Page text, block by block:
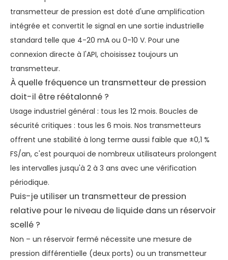
transmetteur de pression est doté d'une amplification
intégrée et convertit le signal en une sortie industrielle
standard telle que 4-20 mA ou 0-10 V. Pour une
connexion directe à l'API, choisissez toujours un
transmetteur.
À quelle fréquence un transmetteur de pression
doit-il être réétalonné ?
Usage industriel général : tous les 12 mois. Boucles de
sécurité critiques : tous les 6 mois. Nos transmetteurs
offrent une stabilité à long terme aussi faible que ±0,1 %
FS/an, c'est pourquoi de nombreux utilisateurs prolongent
les intervalles jusqu'à 2 à 3 ans avec une vérification
périodique.
Puis-je utiliser un transmetteur de pression
relative pour le niveau de liquide dans un réservoir
scellé ?
Non – un réservoir fermé nécessite une mesure de
pression différentielle (deux ports) ou un transmetteur